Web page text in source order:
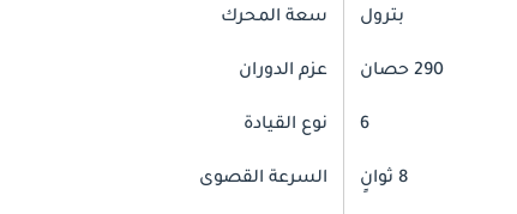
بترول سعة المحرك
290 حصان عزم الدوران
6 نوع القيادة
8 ثوانٍ السرعة القصوى